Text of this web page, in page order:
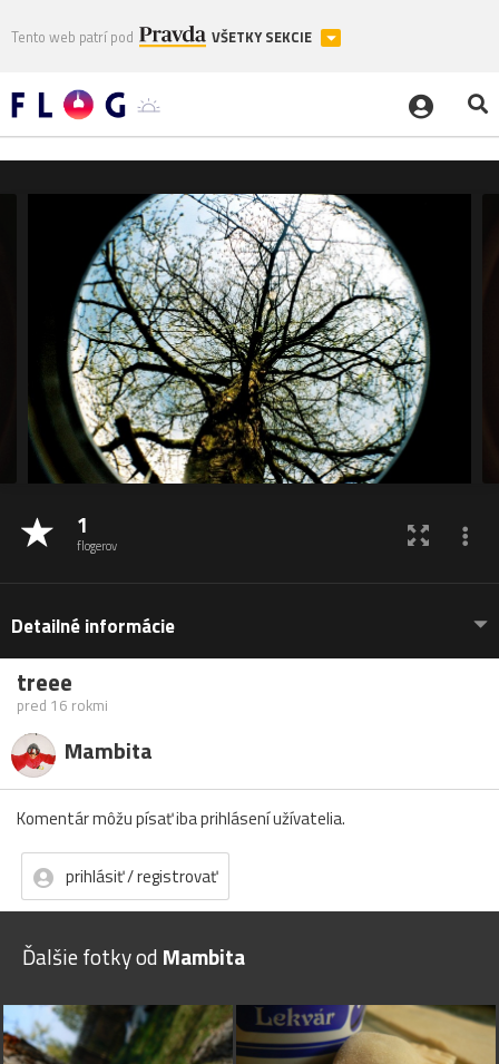
Tento web patrí pod VŠETKY SEKCIE
1
flogerov
Detailné informácie
treee
pred 16 rokmi
Mambita
Komentár môžu písať iba prihlásení užívatelia.
prihlásiť / registrovať
Ďalšie fotky od Mambita